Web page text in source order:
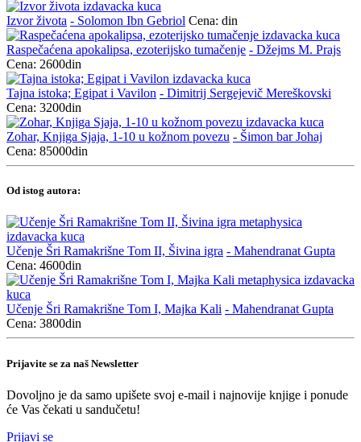
Izvor života - Solomon Ibn Gebriol Cena: din
Raspečaćena apokalipsa, ezoterijsko tumačenje - Džejms M. Prajs
Cena: 2600din
Tajna istoka; Egipat i Vavilon - Dimitrij Sergejevič Mereškovski
Cena: 3200din
Zohar, Knjiga Sjaja, 1-10 u kožnom povezu - Šimon bar Johaj
Cena: 85000din
Od istog autora:
Učenje Šri Ramakrišne Tom II, Šivina igra - Mahendranat Gupta
Cena: 4600din
Učenje Šri Ramakrišne Tom I, Majka Kali - Mahendranat Gupta
Cena: 3800din
Prijavite se za naš Newsletter
Dovoljno je da samo upišete svoj e-mail i najnovije knjige i ponude
će Vas čekati u sandučetu!
Prijavi se